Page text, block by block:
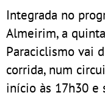
Integrada no
Almeirim, a
Paraciclismo vai
corrida, num
início às 17h30 e